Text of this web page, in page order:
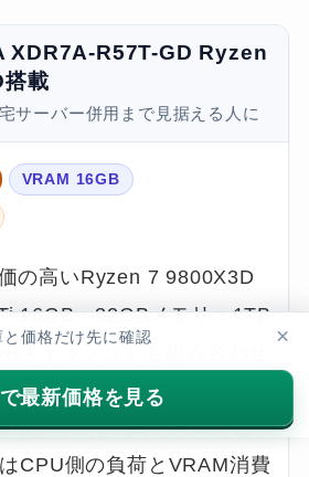
XDR7A-R57T-GD Ryzen
載
サーバー併用まで見据える人に
VRAM 16GB
の高いRyzen 7 9800X3D
16GB・32GBメモリ・1TB
キャッシュ）を組み合わせ
3DMark Time Spyは
機より約2割高いスコアに
CPU側の負荷とVRAM消費
×
と価格だけ先に確認
最新価格を見る